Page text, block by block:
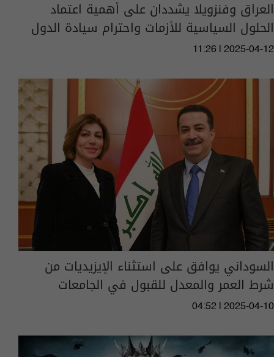
العراق وفنزويلا يشددان على أهمية اعتماد
الحلول السياسية للأزمات واحترام سيادة الدول
11:26 | 2025-04-12
السوداني يوافق على استثناء الإيزيديات من
شرط العمر والمعدل للقبول في الجامعات
04:52 | 2025-04-10